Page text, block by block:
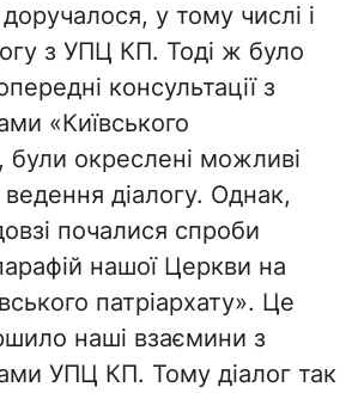
доручалося, у тому числі і
з УПЦ КП. Тоді ж було
консультації з
«Київського
були окреслені можливі
діалогу. Однак,
почалися спроби
нашої Церкви на
патріархату». Це
наші взаємини з
УПЦ КП. Тому діалог так